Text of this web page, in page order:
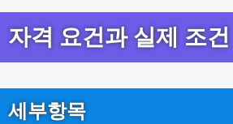
자격 요건과 실제 조건
세부항목